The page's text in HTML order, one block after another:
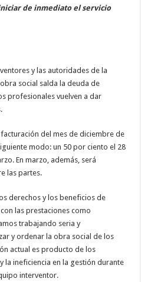
de inmediato el servicio
y las autoridades de la
social salda la deuda de
profesionales vuelven a dar
del mes de diciembre de
modo: un 50 por ciento el 28
En marzo, además, será
las partes.
derechos y los beneficios de
las prestaciones como
trabajando seria y
y ordenar la obra social de los
actual es producto de los
la ineficiencia en la gestión durante
interventor.